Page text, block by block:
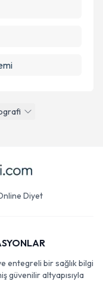
Diyet
entegreli bir sağlık bilgi
güvenilir altyapısıyla